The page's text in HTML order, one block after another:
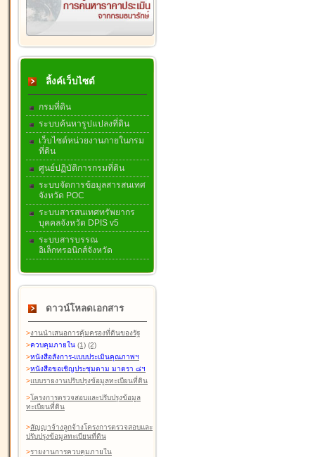
ลิ้งค์เว็บไซต์
กรมที่ดิน
ระบบค้นหารูปแปลงที่ดิน
เว็บไซต์หน่วยงานภายในกรม
ที่ดิน
ศูนย์ปฏิบัติการกรมที่ดิน
ระบบจัดการข้อมูลสารสนเทศ
จังหวัด POC
ระบบสารสนเทศทรัพยากร
บุคคลจังหวัด DPIS v5
ระบบสารบรรณ
อิเล็กทรอนิกส์จังหวัด
ดาวน์โหลดเอกสาร
>งานนำเสนอการคุ้มครองที่ดินของรัฐ
>ควบคุมภายใน (1) (2)
>หนังสือสังการ-แบบประเมินคุณภาพฯ
>หนังสือขอเชิญประชุมตาม มาตรา ๘ฯ
>แบบรายงานปรับปรุงข้อมูลทะเบียนที่ดิน
>โครงการตรวจสอบและปรับปรุงข้อมูล
ทะเบียนที่ดิน
>สัญญาจ้างลูกจ้างโครงการตรวจสอบและ
ปรับปรุงข้อมูลทะเบียนที่ดิน
>รายงานการควบคุมภายใน